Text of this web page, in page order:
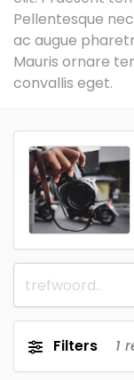
Pellentesque
ac augue
Mauris ornare
convallis eget.
Filters 1